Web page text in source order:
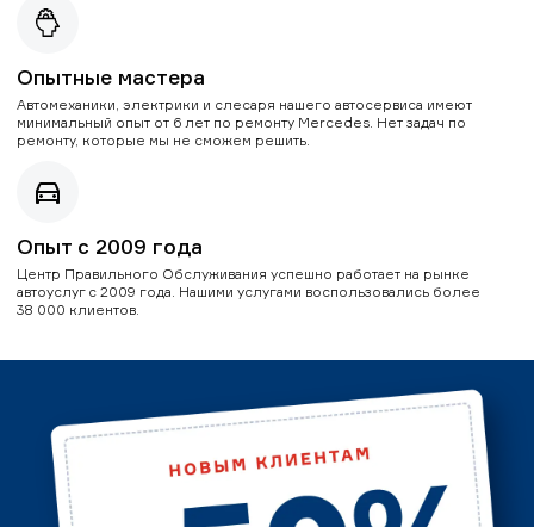
Опытные мастера
Автомеханики, электрики и слесаря нашего автосервиса имеют
минимальный опыт от 6 лет по ремонту Mercedes. Нет задач по
ремонту, которые мы не сможем решить.
Опыт с 2009 года
Центр Правильного Обслуживания успешно работает на рынке
автоуслуг с 2009 года. Нашими услугами воспользовались более
38 000 клиентов.